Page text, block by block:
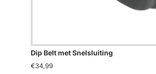
Dip Belt met Snelsluiting
€34,99